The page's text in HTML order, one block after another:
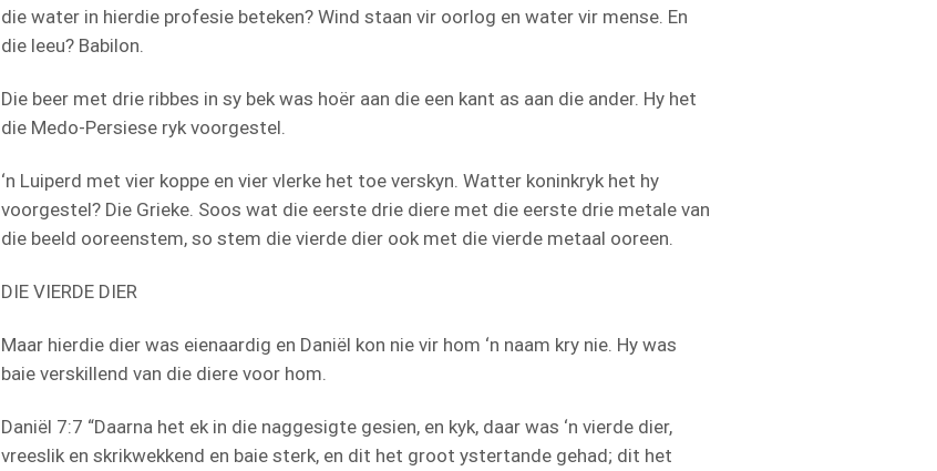
die water in hierdie profesie beteken? Wind staan vir oorlog en water vir mense. En
die leeu? Babilon.
Die beer met drie ribbes in sy bek was hoër aan die een kant as aan die ander. Hy het
die Medo-Persiese ryk voorgestel.
‘n Luiperd met vier koppe en vier vlerke het toe verskyn. Watter koninkryk het hy
voorgestel? Die Grieke. Soos wat die eerste drie diere met die eerste drie metale van
die beeld ooreenstem, so stem die vierde dier ook met die vierde metaal ooreen.
DIE VIERDE DIER
Maar hierdie dier was eienaardig en Daniël kon nie vir hom ‘n naam kry nie. Hy was
baie verskillend van die diere voor hom.
Daniël 7:7 “Daarna het ek in die naggesigte gesien, en kyk, daar was ‘n vierde dier,
vreeslik en skrikwekkend en baie sterk, en dit het groot ystertande gehad; dit het